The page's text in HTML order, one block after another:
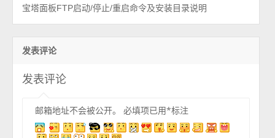
宝塔面板FTP启动/停止/重启命令及安装目录说明
发表评论
发表评论
邮箱地址不会被公开。 必填项已用*标注